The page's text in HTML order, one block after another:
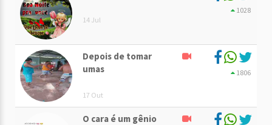
14 Jul
1028
Depois de tomar
umas
17 Out
1806
O cara é um gênio